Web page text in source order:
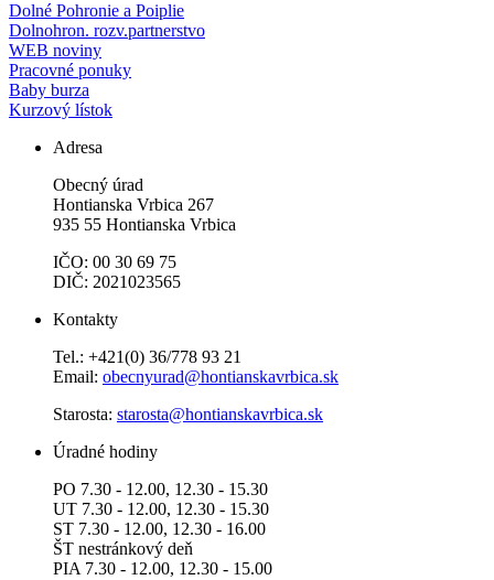
Dolné Pohronie a Poiplie
Dolnohron. rozv.partnerstvo
WEB noviny
Pracovné ponuky
Baby burza
Kurzový lístok
Adresa
Obecný úrad
Hontianska Vrbica 267
935 55 Hontianska Vrbica
IČO: 00 30 69 75
DIČ: 2021023565
Kontakty
Tel.: +421(0) 36/778 93 21
Email: obecnyurad@hontianskavrbica.sk
Starosta: starosta@hontianskavrbica.sk
Úradné hodiny
PO 7.30 - 12.00, 12.30 - 15.30
UT 7.30 - 12.00, 12.30 - 15.30
ST 7.30 - 12.00, 12.30 - 16.00
ŠT nestránkový deň
PIA 7.30 - 12.00, 12.30 - 15.00